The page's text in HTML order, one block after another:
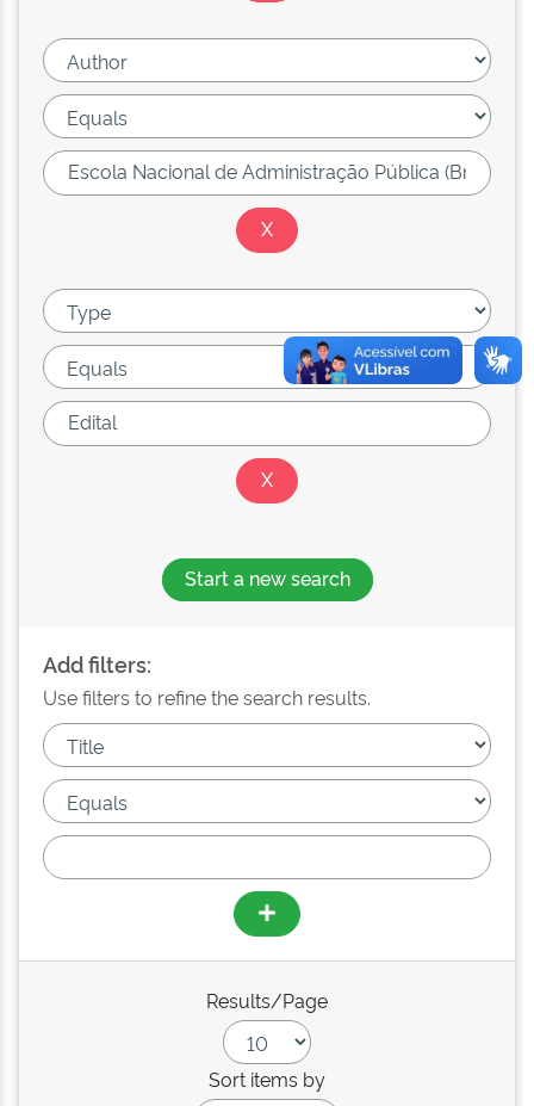
Start a new search
Add filters:
Use filters to refine the search results.
Results/Page
Sort items by